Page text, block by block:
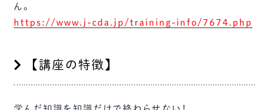
ん。
https://www.j-cda.jp/training-info/7674.php
【講座の特徴】